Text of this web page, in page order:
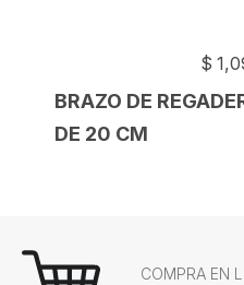
$
BRAZO DE
DE 20 CM
COMPRA EN